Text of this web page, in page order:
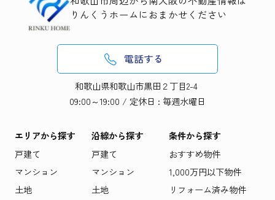
りんくうホームにおまかせください
電話する
和歌山県和歌山市黒田２丁目2-4
09:00～19:00 / 定休日 : 毎週水曜日
エリアから探す
戸建て
マンション
土地
沿線から探す
戸建て
マンション
土地
条件から探す
おすすめ物件
1,000万円以下物件
リフォーム済み物件